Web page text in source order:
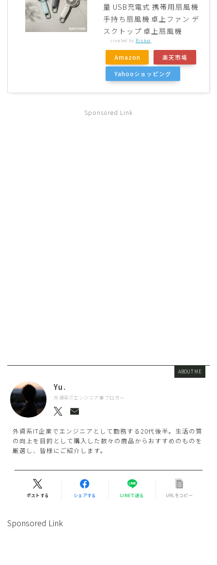
量 USB充電式 携帯用扇風機
手持ち扇風機 卓上ファン デ
スクトップ 卓上扇風機
created by Rinker
Amazon 楽天市場
Yahooショッピング
Sponsored Link
ABOUT ME
Yu.
外資系ITエンジニア兼ブロガー
外資系IT企業でエンジニアとして勤務する20代後半。生活の質
の向上を目的として購入した数々の商品からおすすめのものを
厳選し、皆様にご紹介します。
ポストする シェアする LINEで送る URLをコピー
Sponsored Link